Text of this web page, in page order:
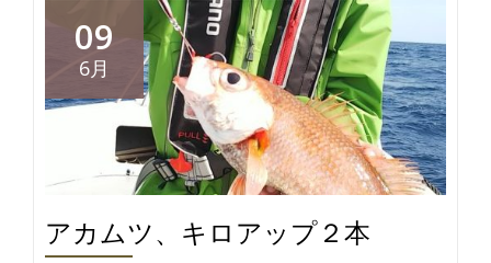
09
6月
アカムツ、キロアップ２本